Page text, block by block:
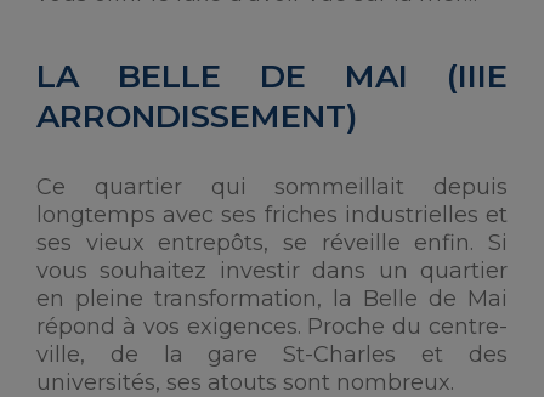
LA BELLE DE MAI (IIIE
ARRONDISSEMENT)
Ce quartier qui sommeillait depuis
longtemps avec ses friches industrielles et
ses vieux entrepôts, se réveille enfin. Si
vous souhaitez investir dans un quartier
en pleine transformation, la Belle de Mai
répond à vos exigences. Proche du centre-
ville, de la gare St-Charles et des
universités, ses atouts sont nombreux.